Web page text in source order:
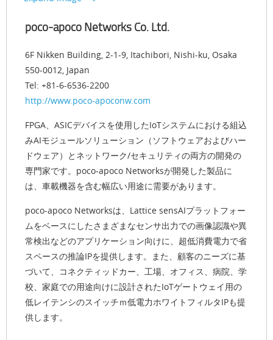
poco-apoco Networks Co. Ltd.
6F Nikken Building, 2-1-9, Itachibori, Nishi-ku, Osaka
550-0012, Japan
Tel: +81-6-6536-2200
http://www.poco-apoconw.com
FPGA、ASICデバイスを使用したIoTシステムにおける組込
みAIモジュールソリューション（ソフトウェアおよびハー
ドウェア）とネットワーク/セキュリティの両方の開発の
専門家です。poco-apoco Networksが開発した製品に
は、車載機器を含む幅広い用途に需要があります。
poco-apoco Networksは、Lattice sensAIプラットフォー
ムをベースにしたさまざまなセンサ出力での画像認識や異
常検出などのアプリケーション向けに、超低消費電力で省
スペースの推論IPを提供します。また、顧客のニーズに基
づいて、コネクティッドカー、工場、オフィス、病院、学
校、家庭での用途向けに設計されたIoTゲートウェイ用の
低レイテンシのスイッチｍ低電力ホワイトフィルタIPも提
供します。